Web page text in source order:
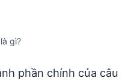
gì?
phần chính của câu